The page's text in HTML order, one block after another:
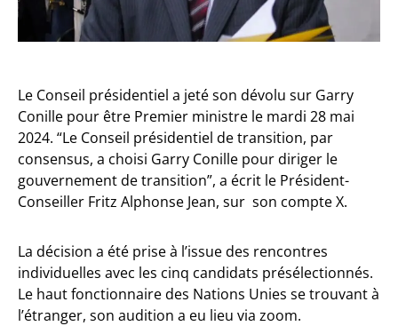
Le Conseil présidentiel a jeté son dévolu sur Garry
Conille pour être Premier ministre le mardi 28 mai
2024. “Le Conseil présidentiel de transition, par
consensus, a choisi Garry Conille pour diriger le
gouvernement de transition”, a écrit le Président-
Conseiller Fritz Alphonse Jean, sur son compte X.
La décision a été prise à l’issue des rencontres
individuelles avec les cinq candidats présélectionnés.
Le haut fonctionnaire des Nations Unies se trouvant à
l’étranger, son audition a eu lieu via zoom.